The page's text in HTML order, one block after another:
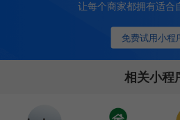
免费试用小程
让每个商家都拥有适合
相关小程